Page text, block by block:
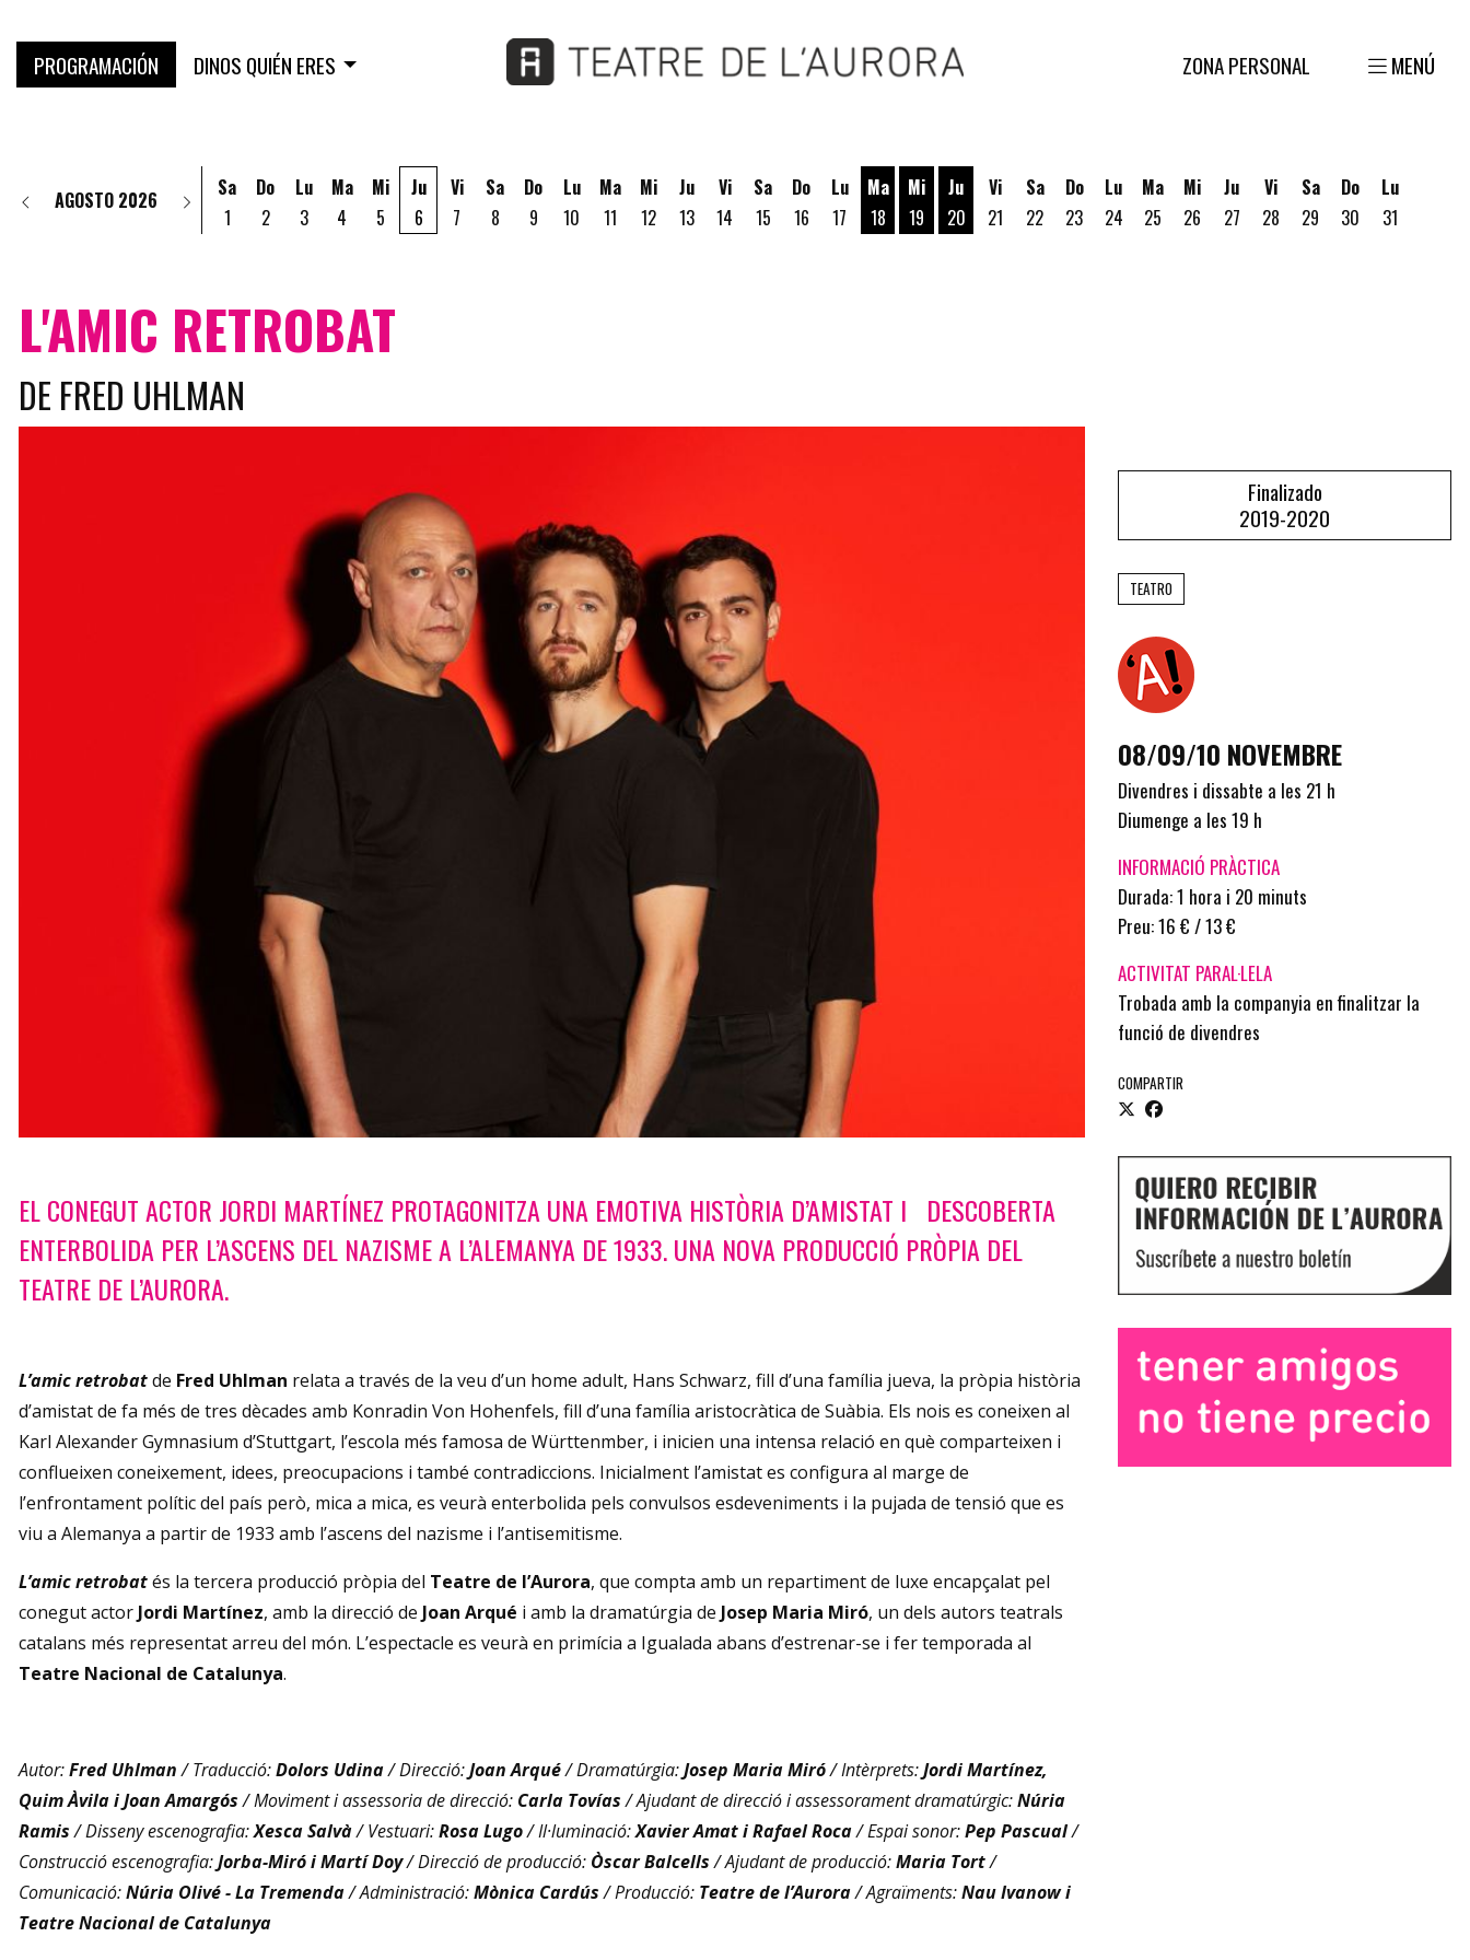
PROGRAMACIÓN DINOS QUIÉN ERES ZONA PERSONAL MENÚ
AGOSTO 2026
Sa
1
Do
2
Lu
3
Ma
4
Mi
5
Ju
6
Vi
7
Sa
8
Do
9
Lu
10
Ma
11
Mi
12
Ju
13
Vi
14
Sa
15
Do
16
Lu
17
Ma
18
Mi
19
Ju
20
Vi
21
Sa
22
Do
23
Lu
24
Ma
25
Mi
26
Ju
27
Vi
28
Sa
29
Do
30
Lu
31
L'AMIC RETROBAT
DE FRED UHLMAN
Finalizado
2019-2020
TEATRO
08/09/10 NOVEMBRE
Divendres i dissabte a les 21 h
Diumenge a les 19 h
INFORMACIÓ PRÀCTICA
Durada: 1 hora i 20 minuts
Preu: 16 € / 13 €
ACTIVITAT PARAL·LELA
Trobada amb la companyia en finalitzar la
funció de divendres
COMPARTIR
EL CONEGUT ACTOR JORDI MARTÍNEZ PROTAGONITZA UNA EMOTIVA HISTÒRIA D’AMISTAT I DESCOBERTA
ENTERBOLIDA PER L’ASCENS DEL NAZISME A L’ALEMANYA DE 1933. UNA NOVA PRODUCCIÓ PRÒPIA DEL
TEATRE DE L’AURORA.
L’amic retrobatde Fred Uhlman relata a través de la veu d’un home adult, Hans Schwarz, fill d’una família jueva, la pròpia història
d’amistat de fa més de tres dècades amb Konradin Von Hohenfels, fill d’una família aristocràtica de Suàbia. Els nois es coneixen al
Karl Alexander Gymnasium d’Stuttgart, l’escola més famosa de Württenmber, i inicien una intensa relació en què comparteixen i
conflueixen coneixement, idees, preocupacions i també contradiccions. Inicialment l’amistat es configura al marge de
l’enfrontament polític del país però, mica a mica, es veurà enterbolida pels convulsos esdeveniments i la pujada de tensió que es
viu a Alemanya a partir de 1933 amb l’ascens del nazisme i l’antisemitisme.
L’amic retrobatés la tercera producció pròpia del Teatre de l’Aurora, que compta amb un repartiment de luxe encapçalat pel
conegut actor Jordi Martínez, amb la direcció de Joan Arqué i amb la dramatúrgia de Josep Maria Miró, un dels autors teatrals
catalans més representat arreu del món. L’espectacle es veurà en primícia a Igualada abans d’estrenar-se i fer temporada al
Teatre Nacional de Catalunya.
Autor:Fred Uhlman/ Traducció:Dolors Udina/ Direcció:Joan Arqué/ Dramatúrgia:Josep Maria Miró/ Intèrprets:Jordi Martínez,
Quim Àvila i Joan Amargós/ Moviment i assessoria de direcció: Carla Tovías/ Ajudant de direcció i assessorament dramatúrgic:Núria
Ramis/ Disseny escenografia:Xesca Salvà/ Vestuari:Rosa Lugo/ Il·luminació:Xavier Amat i Rafael Roca/ Espai sonor:Pep Pascual/
Construcció escenografia:Jorba-Mirói Martí Doy/ Direcció de producció: Òscar Balcells/ Ajudant de producció:Maria Tort/
Comunicació:Núria Olivé - La Tremenda/ Administració:Mònica Cardús/ Producció: Teatre de l’Aurora/ Agraïments:Nau Ivanow i
Teatre Nacional de Catalunya